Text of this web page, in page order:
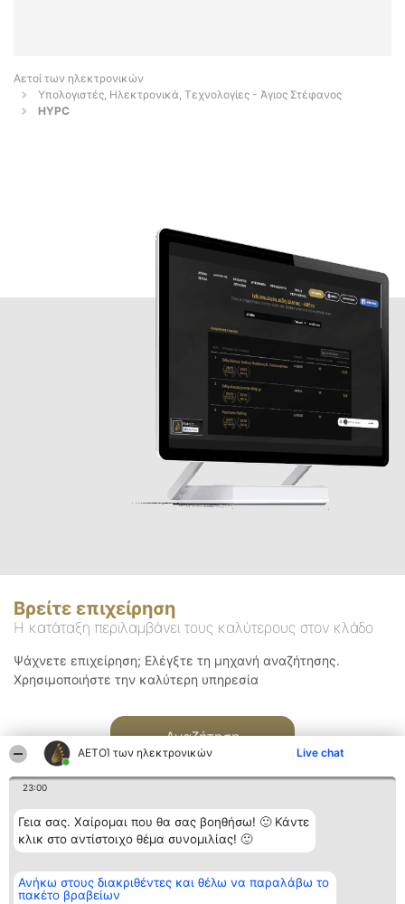
ΑΕΤΟΊ των ηλεκτρονικών Live chat
23:00
Γεια σας. Χαίρομαι που θα σας βοηθήσω! 🙂 Κάντε
κλικ στο αντίστοιχο θέμα συνομιλίας! 🙂
Ανήκω στους διακριθέντες και θέλω να παραλάβω το
πακέτο βραβείων
Αετοί των ηλεκτρονικών
Υπολογιστές, Ηλεκτρονικά, Τεχνολογίες - Άγιος Στέφανος
HYPC
Βρείτε επιχείρηση
Η κατάταξη περιλαμβάνει τους καλύτερους στον κλάδο
Ψάχνετε επιχείρηση; Ελέγξτε τη μηχανή αναζήτησης.
Χρησιμοποιήστε την καλύτερη υπηρεσία
Αναζήτηση
Διοργανωτής της
κατάταξης
BEAUTIFUL COMPANY
Κατάταξη
Διακριθέντες
Επικοινωνία
Επικοινωνία